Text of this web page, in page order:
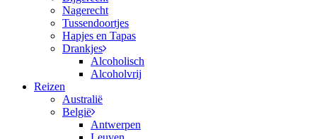
Nagerecht
Tussendoortjes
Hapjes en Tapas
Drankjes
Alcoholisch
Alcoholvrij
Reizen
Australië
België
Antwerpen